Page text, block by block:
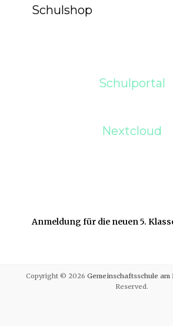
Schulshop
Schulportal
Nextcloud
Anmeldung für die neuen 5.
Copyright © 2026 Gemeinschaftsschule am
Reserved.